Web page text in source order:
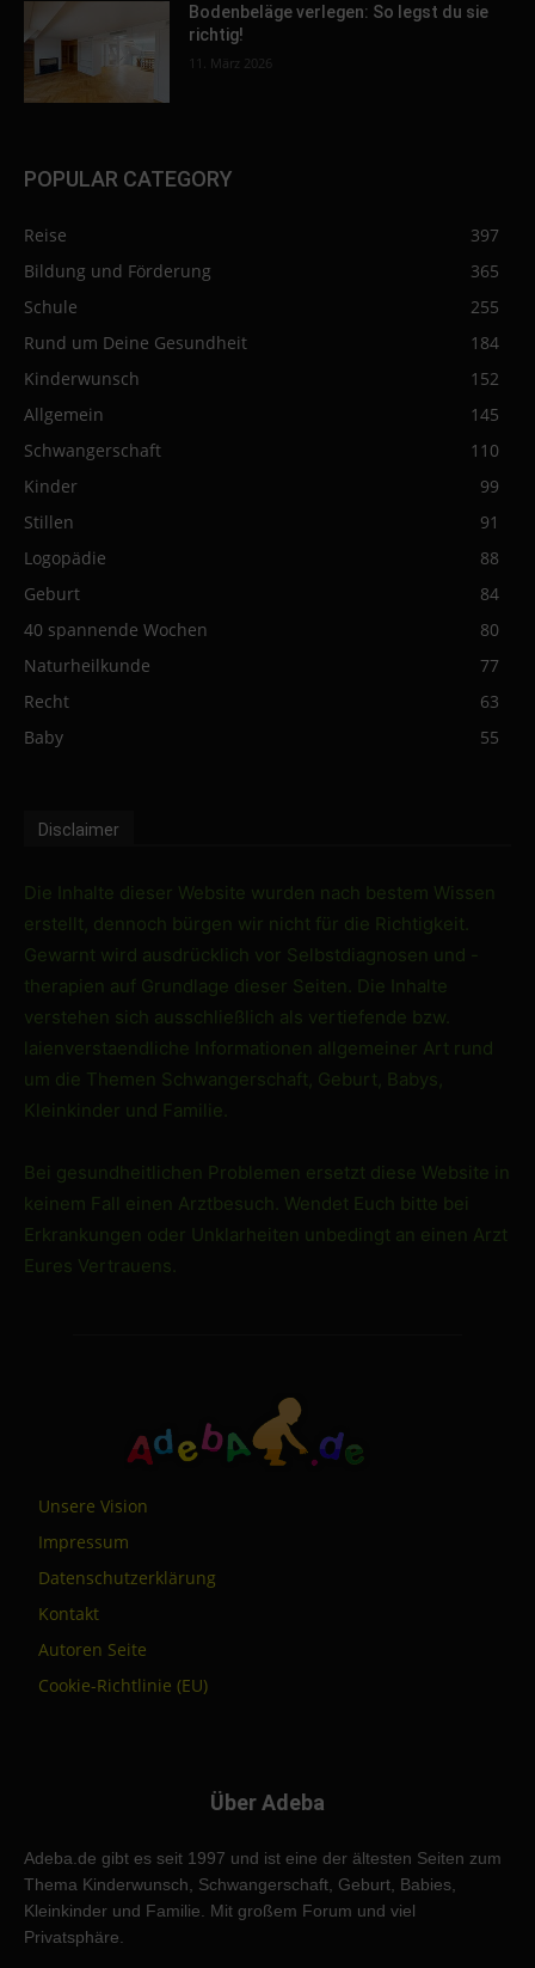
Bodenbeläge verlegen: So legst du sie
richtig!
11. März 2026
POPULAR CATEGORY
Reise
397
Bildung und Förderung
365
Schule
255
Rund um Deine Gesundheit
184
Kinderwunsch
152
Allgemein
145
Schwangerschaft
110
Kinder
99
Stillen
91
Logopädie
88
Geburt
84
40 spannende Wochen
80
Naturheilkunde
77
Recht
63
Baby
55
Disclaimer
Die Inhalte dieser Website wurden nach bestem Wissen
erstellt, dennoch bürgen wir nicht für die Richtigkeit.
Gewarnt wird ausdrücklich vor Selbstdiagnosen und -
therapien auf Grundlage dieser Seiten. Die Inhalte
verstehen sich ausschließlich als vertiefende bzw.
laienverstaendliche Informationen allgemeiner Art rund
um die Themen Schwangerschaft, Geburt, Babys,
Kleinkinder und Familie.
Bei gesundheitlichen Problemen ersetzt diese Website in
keinem Fall einen Arztbesuch. Wendet Euch bitte bei
Erkrankungen oder Unklarheiten unbedingt an einen Arzt
Eures Vertrauens.
Unsere Vision
Impressum
Datenschutzerklärung
Kontakt
Autoren Seite
Cookie-Richtlinie (EU)
Über Adeba
Adeba.de gibt es seit 1997 und ist eine der ältesten Seiten zum
Thema Kinderwunsch, Schwangerschaft, Geburt, Babies,
Kleinkinder und Familie. Mit großem Forum und viel
Privatsphäre.